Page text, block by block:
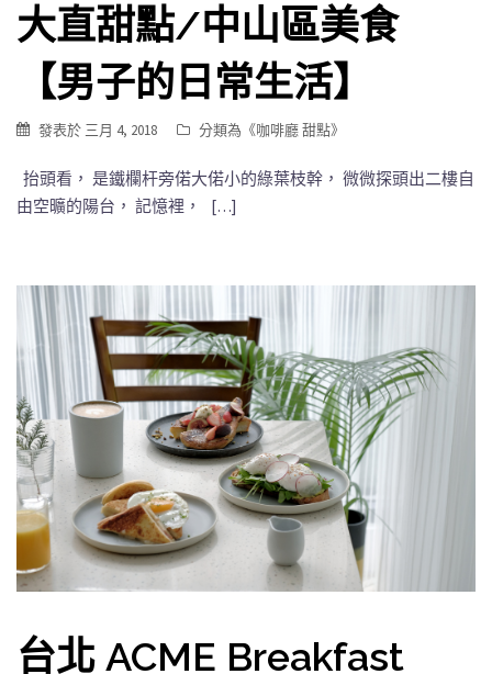
大直甜點/中山區美食
【男子的日常生活】
發表於 三月 4, 2018 分類為《咖啡廳 甜點》
抬頭看， 是鐵欄杆旁偌大偌小的綠葉枝幹， 微微探頭出二樓自
由空曠的陽台， 記憶裡， […]
台北 ACME Breakfast